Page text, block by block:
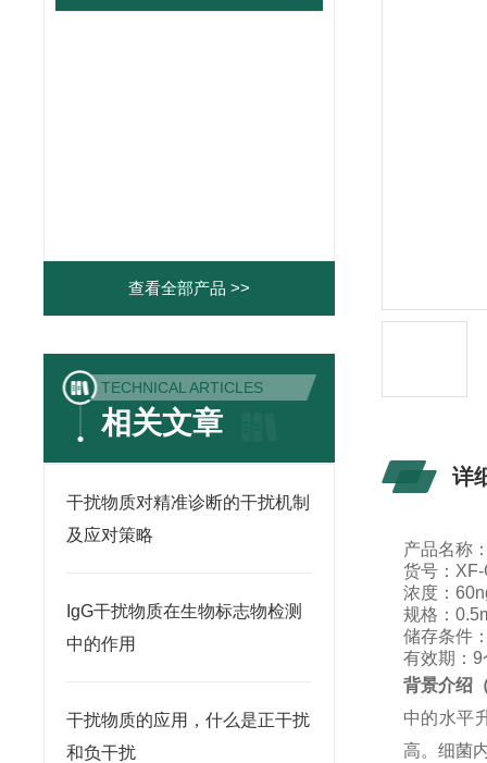
查看全部产品 >>
TECHNICAL ARTICLES
相关文章
干扰物质对精准诊断的干扰机制
及应对策略
IgG干扰物质在生物标志物检测
中的作用
干扰物质的应用，什么是正干扰
和负干扰
详
产品名称
货号：
浓度：
规格：
储存条件
有效期：9
背景介绍
中的水平
高。细菌